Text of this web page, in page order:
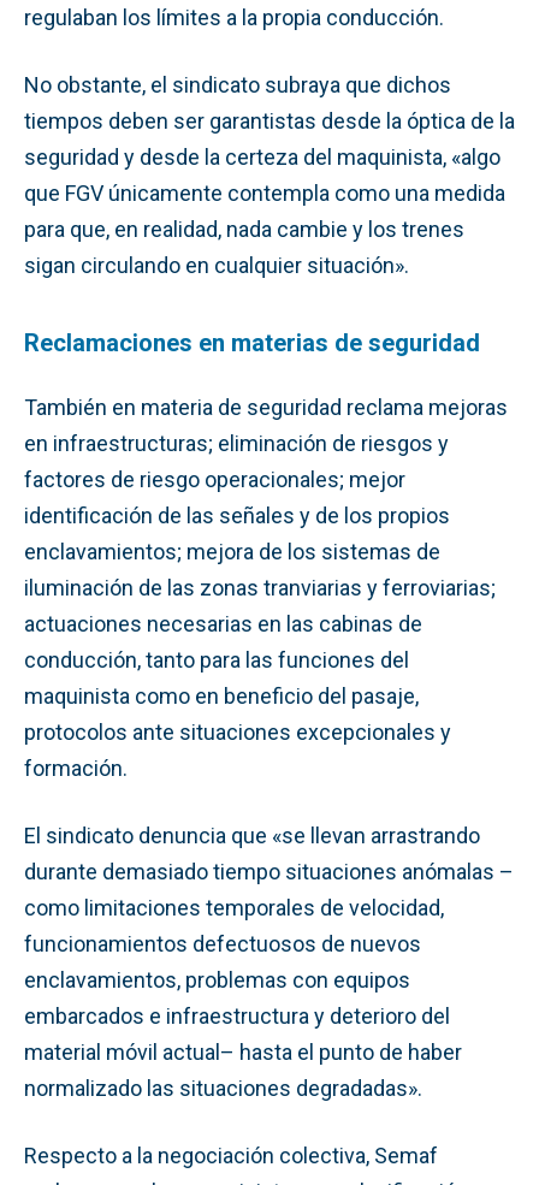
regulaban los límites a la propia conducción.
No obstante, el sindicato subraya que dichos
tiempos deben ser garantistas desde la óptica de la
seguridad y desde la certeza del maquinista, «algo
que FGV únicamente contempla como una medida
para que, en realidad, nada cambie y los trenes
sigan circulando en cualquier situación».
Reclamaciones en materias de seguridad
También en materia de seguridad reclama mejoras
en infraestructuras; eliminación de riesgos y
factores de riesgo operacionales; mejor
identificación de las señales y de los propios
enclavamientos; mejora de los sistemas de
iluminación de las zonas tranviarias y ferroviarias;
actuaciones necesarias en las cabinas de
conducción, tanto para las funciones del
maquinista como en beneficio del pasaje,
protocolos ante situaciones excepcionales y
formación.
El sindicato denuncia que «se llevan arrastrando
durante demasiado tiempo situaciones anómalas –
como limitaciones temporales de velocidad,
funcionamientos defectuosos de nuevos
enclavamientos, problemas con equipos
embarcados e infraestructura y deterioro del
material móvil actual– hasta el punto de haber
normalizado las situaciones degradadas».
Respecto a la negociación colectiva, Semaf